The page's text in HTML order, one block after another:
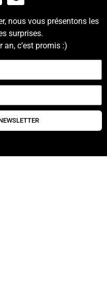
nous vous présentons les
surprises.
an, c’est promis :)